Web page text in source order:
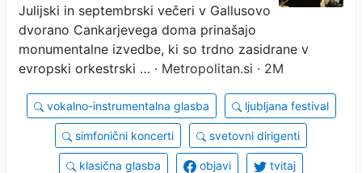
Julijski in septembrski večeri v Gallusovo
dvorano Cankarjevega doma prinašajo
monumentalne izvedbe, ki so trdno zasidrane v
evropski orkestrski … · Metropolitan.si · 2M
vokalno-instrumentalna glasba ljubljana festival
simfonični koncerti svetovni dirigenti
klasična glasba objavi tvitaj